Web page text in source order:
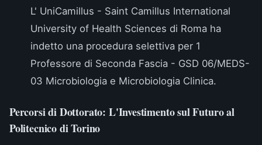
L' UniCamillus - Saint Camillus International
University of Health Sciences di Roma ha
indetto una procedura selettiva per 1
Professore di Seconda Fascia - GSD 06/MEDS-
03 Microbiologia e Microbiologia Clinica.
Percorsi di Dottorato: L'Investimento sul Futuro al
Politecnico di Torino